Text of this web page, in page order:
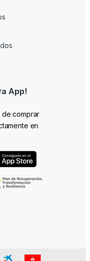
App!
comprar
en